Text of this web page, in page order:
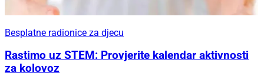
Besplatne radionice za djecu
Rastimo uz STEM: Provjerite kalendar aktivnosti
za kolovoz